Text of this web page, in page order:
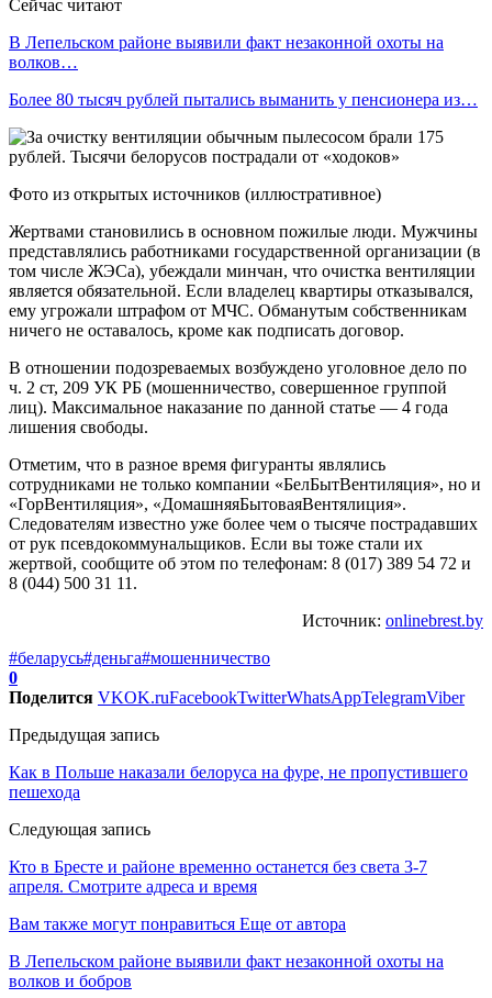
Сейчас читают
В Лепельском районе выявили факт незаконной охоты на
волков…
Более 80 тысяч рублей пытались выманить у пенсионера из…
Фото из открытых источников (иллюстративное)
Жертвами становились в основном пожилые люди. Мужчины
представлялись работниками государственной организации (в
том числе ЖЭСа), убеждали минчан, что очистка вентиляции
является обязательной. Если владелец квартиры отказывался,
ему угрожали штрафом от МЧС. Обманутым собственникам
ничего не оставалось, кроме как подписать договор.
В отношении подозреваемых возбуждено уголовное дело по
ч. 2 ст, 209 УК РБ (мошенничество, совершенное группой
лиц). Максимальное наказание по данной статье — 4 года
лишения свободы.
Отметим, что в разное время фигуранты являлись
сотрудниками не только компании «БелБытВентиляция», но и
«ГорВентиляция», «ДомашняяБытоваяВентялиция».
Следователям известно уже более чем о тысяче пострадавших
от рук псевдокоммунальщиков. Если вы тоже стали их
жертвой, сообщите об этом по телефонам: 8 (017) 389 54 72 и
8 (044) 500 31 11.
Источник: onlinebrest.by
#беларусь#деньга#мошенничество
0
Поделится VKOK.ruFacebookTwitterWhatsAppTelegramViber
Предыдущая запись
Как в Польше наказали белоруса на фуре, не пропустившего
пешехода
Следующая запись
Кто в Бресте и районе временно останется без света 3-7
апреля. Смотрите адреса и время
Вам также могут понравиться Еще от автора
В Лепельском районе выявили факт незаконной охоты на
волков и бобров